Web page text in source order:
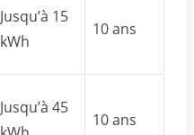
Jusqu’à 15
kWh
10 ans
Jusqu’à 45
10 ans